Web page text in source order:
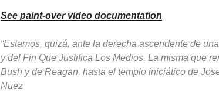
See paint-over video documentation
“Estamos, quizá, ante la derecha ascendente de
y del Fin Que Justifica Los Medios. La misma que
Bush y de Reagan, hasta el templo iniciático de
Nuez